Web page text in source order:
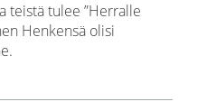
teistä tulee ”Herralle
Henkensä olisi